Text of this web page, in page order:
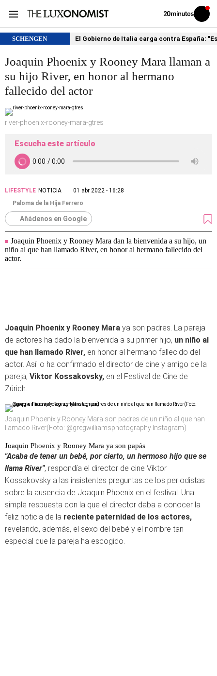
Volver
Iniciar
sesión
SCHENGEN El Gobierno de Italia carga contra España:
Joaquin Phoenix y Rooney Mara llaman a
su hijo River, en honor al hermano
fallecido del actor
river-phoenix-rooney-mara-gtres
Escucha este artículo
LIFESTYLE NOTICIA
01 abr 2022 - 16:28
Paloma de la Hija Ferrero
Añádenos en Google
Joaquin Phoenix y Rooney Mara dan la bienvenida a su hijo, un
niño al que han llamado River, en honor al hermano fallecido del
actor.
Joaquin Phoenix y Rooney Mara ya son padres. La pareja
de actores ha dado la bienvenida a su primer hijo, un niño al
que han llamado River, en honor al hermano fallecido del
actor. Así lo ha confirmado el director de cine y amigo de la
pareja, Viktor Kossakovsky, en el Festival de Cine de
Zúrich.
Joaquin Phoenix y Rooney Mara son padres de un niño al que han
llamado River(Foto: @gregwilliamsphotography Instagram)
Joaquin Phoenix y Rooney Mara ya son papás
"Acaba de tener un bebé, por cierto, un hermoso hijo que se
llama River", respondía el director de cine Viktor
Kossakovsky a las insistentes preguntas de los periodistas
sobre la ausencia de Joaquin Phoenix en el festival. Una
simple respuesta con la que el director daba a conocer la
feliz noticia de la reciente paternidad de los actores,
revelando, además, el sexo del bebé y el nombre tan
especial que la pareja ha escogido.